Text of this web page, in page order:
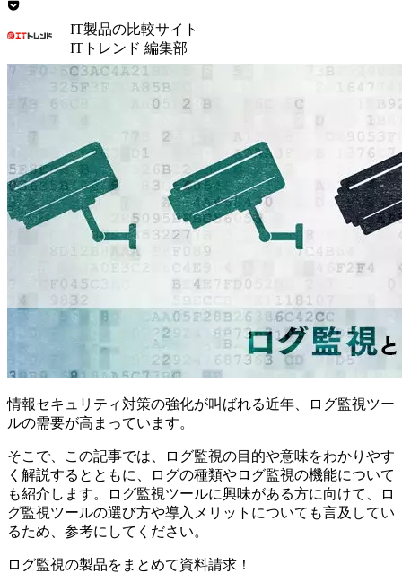
IT製品の比較サイト
ITトレンド 編集部
情報セキュリティ対策の強化が叫ばれる近年、ログ監視ツー
ルの需要が高まっています。
そこで、この記事では、ログ監視の目的や意味をわかりやす
く解説するとともに、ログの種類やログ監視の機能について
も紹介します。ログ監視ツールに興味がある方に向けて、ロ
グ監視ツールの選び方や導入メリットについても言及してい
るため、参考にしてください。
ログ監視の製品をまとめて資料請求！